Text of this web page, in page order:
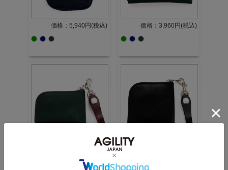
価格：5,940円(税込) 価格：3,960円(税込)
価格：4,400円(税込)